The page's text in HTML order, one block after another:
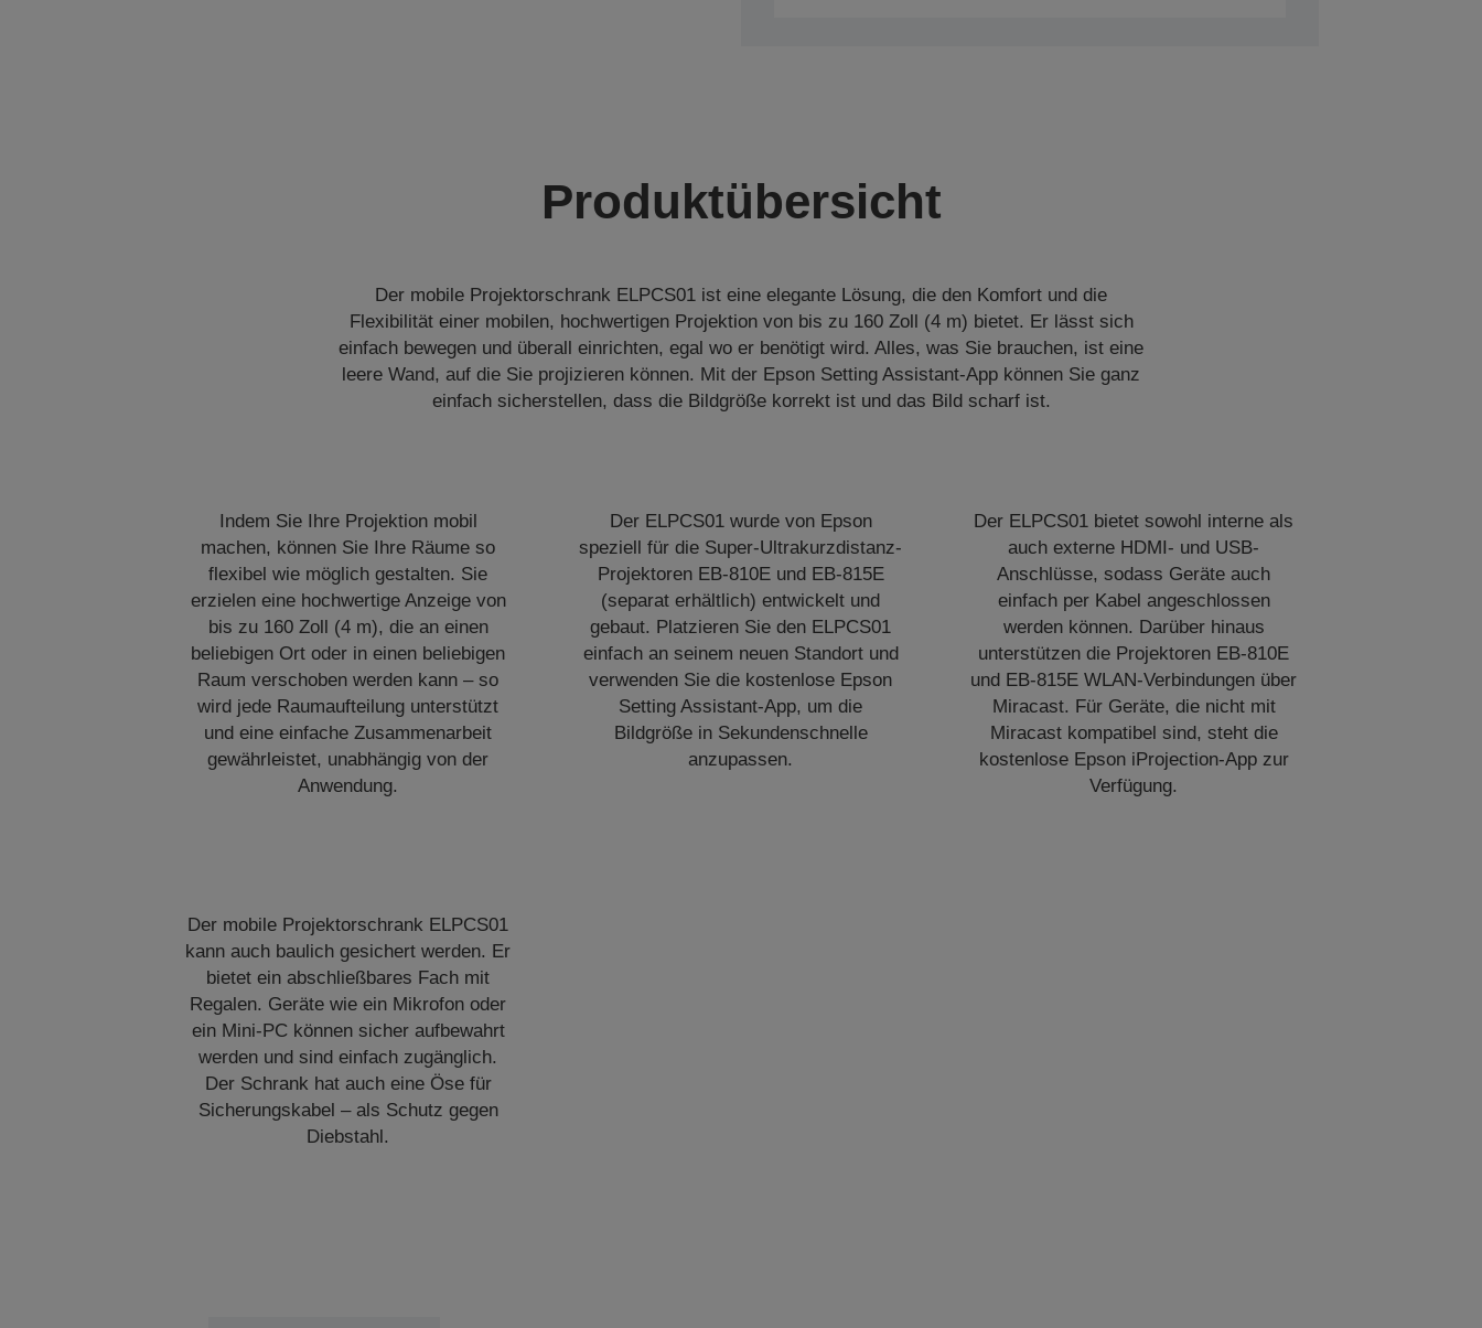
Produktübersicht
Der mobile Projektorschrank ELPCS01 ist eine elegante Lösung, die den Komfort und die
Flexibilität einer mobilen, hochwertigen Projektion von bis zu 160 Zoll (4 m) bietet. Er lässt sich
einfach bewegen und überall einrichten, egal wo er benötigt wird. Alles, was Sie brauchen, ist eine
leere Wand, auf die Sie projizieren können. Mit der Epson Setting Assistant-App können Sie ganz
einfach sicherstellen, dass die Bildgröße korrekt ist und das Bild scharf ist.
Indem Sie Ihre Projektion mobil
machen, können Sie Ihre Räume so
flexibel wie möglich gestalten. Sie
erzielen eine hochwertige Anzeige von
bis zu 160 Zoll (4 m), die an einen
beliebigen Ort oder in einen beliebigen
Raum verschoben werden kann – so
wird jede Raumaufteilung unterstützt
und eine einfache Zusammenarbeit
gewährleistet, unabhängig von der
Anwendung.
Der ELPCS01 wurde von Epson
speziell für die Super-Ultrakurzdistanz-
Projektoren EB-810E und EB-815E
(separat erhältlich) entwickelt und
gebaut. Platzieren Sie den ELPCS01
einfach an seinem neuen Standort und
verwenden Sie die kostenlose Epson
Setting Assistant-App, um die
Bildgröße in Sekundenschnelle
anzupassen.
Der ELPCS01 bietet sowohl interne als
auch externe HDMI- und USB-
Anschlüsse, sodass Geräte auch
einfach per Kabel angeschlossen
werden können. Darüber hinaus
unterstützen die Projektoren EB-810E
und EB-815E WLAN-Verbindungen über
Miracast. Für Geräte, die nicht mit
Miracast kompatibel sind, steht die
kostenlose Epson iProjection-App zur
Verfügung.
Der mobile Projektorschrank ELPCS01
kann auch baulich gesichert werden. Er
bietet ein abschließbares Fach mit
Regalen. Geräte wie ein Mikrofon oder
ein Mini-PC können sicher aufbewahrt
werden und sind einfach zugänglich.
Der Schrank hat auch eine Öse für
Sicherungskabel – als Schutz gegen
Diebstahl.